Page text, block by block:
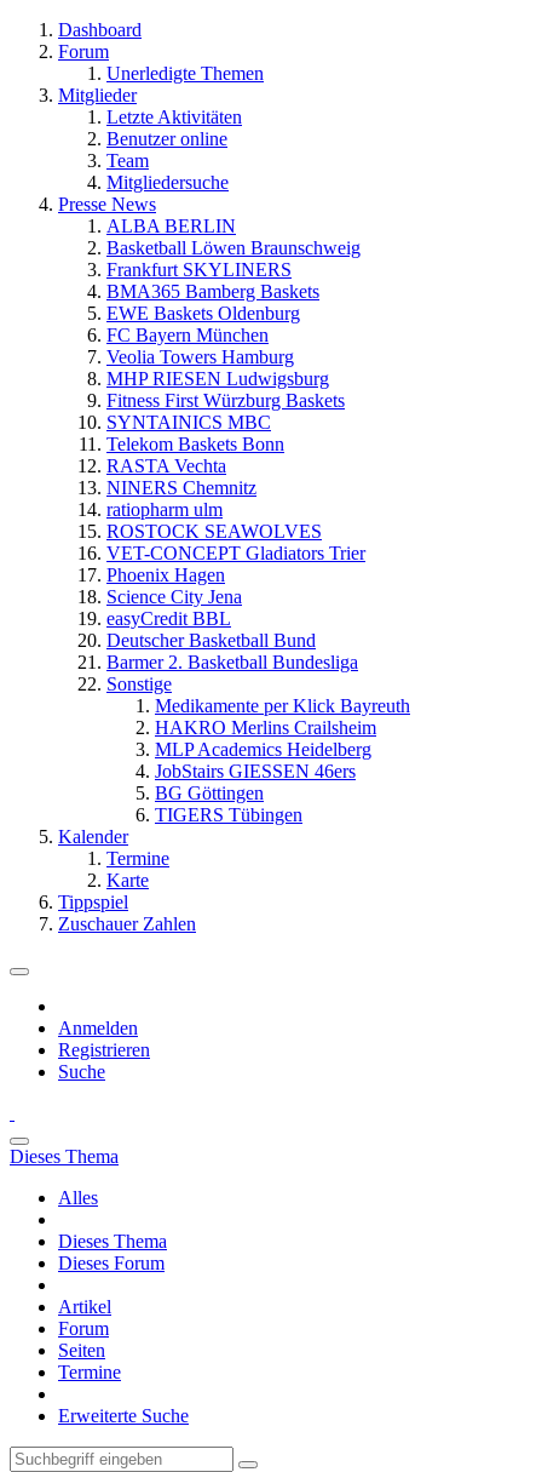
Dashboard
Forum
Unerledigte Themen
Mitglieder
Letzte Aktivitäten
Benutzer online
Team
Mitgliedersuche
Presse News
ALBA BERLIN
Basketball Löwen Braunschweig
Frankfurt SKYLINERS
BMA365 Bamberg Baskets
EWE Baskets Oldenburg
FC Bayern München
Veolia Towers Hamburg
MHP RIESEN Ludwigsburg
Fitness First Würzburg Baskets
SYNTAINICS MBC
Telekom Baskets Bonn
RASTA Vechta
NINERS Chemnitz
ratiopharm ulm
ROSTOCK SEAWOLVES
VET-CONCEPT Gladiators Trier
Phoenix Hagen
Science City Jena
easyCredit BBL
Deutscher Basketball Bund
Barmer 2. Basketball Bundesliga
Sonstige
Medikamente per Klick Bayreuth
HAKRO Merlins Crailsheim
MLP Academics Heidelberg
JobStairs GIESSEN 46ers
BG Göttingen
TIGERS Tübingen
Kalender
Termine
Karte
Tippspiel
Zuschauer Zahlen
Anmelden
Registrieren
Suche
Dieses Thema
Alles
Dieses Thema
Dieses Forum
Artikel
Forum
Seiten
Termine
Erweiterte Suche